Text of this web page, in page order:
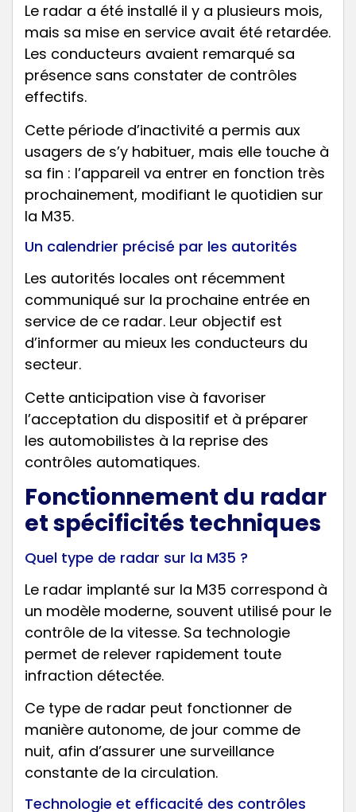
Le radar a été installé il y a plusieurs mois,
mais sa mise en service avait été retardée.
Les conducteurs avaient remarqué sa
présence sans constater de contrôles
effectifs.
Cette période d’inactivité a permis aux
usagers de s’y habituer, mais elle touche à
sa fin : l’appareil va entrer en fonction très
prochainement, modifiant le quotidien sur
la M35.
Un calendrier précisé par les autorités
Les autorités locales ont récemment
communiqué sur la prochaine entrée en
service de ce radar. Leur objectif est
d’informer au mieux les conducteurs du
secteur.
Cette anticipation vise à favoriser
l’acceptation du dispositif et à préparer
les automobilistes à la reprise des
contrôles automatiques.
Fonctionnement du radar
et spécificités techniques
Quel type de radar sur la M35 ?
Le radar implanté sur la M35 correspond à
un modèle moderne, souvent utilisé pour le
contrôle de la vitesse. Sa technologie
permet de relever rapidement toute
infraction détectée.
Ce type de radar peut fonctionner de
manière autonome, de jour comme de
nuit, afin d’assurer une surveillance
constante de la circulation.
Technologie et efficacité des contrôles